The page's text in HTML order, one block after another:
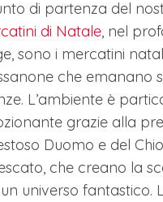
mercatino incarna
lo spirito
l'eleganza
in
tutti i sensi e
del Natale
RIENTRO A CASA
di partenza del
di Natale, nel
sono i mercatini
che emanano
L’ambiente è
grazie alla
Duomo e del
che creano la
universo fantastico.